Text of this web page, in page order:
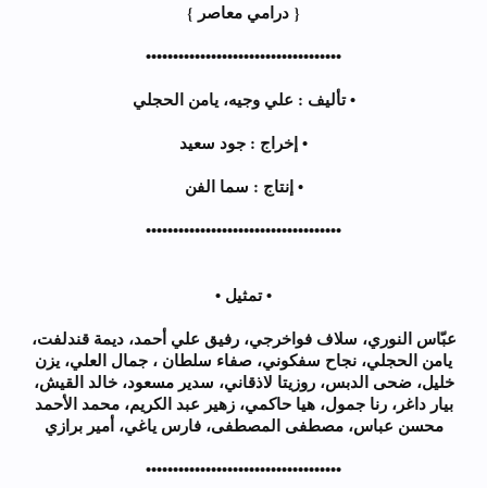
{ درامي معاصر }
••••••••••••••••••••••••••••••••••••
• تأليف : علي وجيه، يامن الحجلي
• إخراج : جود سعيد
• إنتاج : سما الفن
••••••••••••••••••••••••••••••••••••
• تمثيل •
عبّاس النوري، سلاف فواخرجي، رفيق علي أحمد، ديمة قندلفت،
يامن الحجلي، نجاح سفكوني، صفاء سلطان ، جمال العلي، يزن
خليل، ضحى الدبس، روزيتا لاذقاني، سدير مسعود، خالد القيش،
بيار داغر، رنا جمول، هيا حاكمي، زهير عبد الكريم، محمد الأحمد
محسن عباس، مصطفى المصطفى، فارس ياغي، أمير برازي
••••••••••••••••••••••••••••••••••••